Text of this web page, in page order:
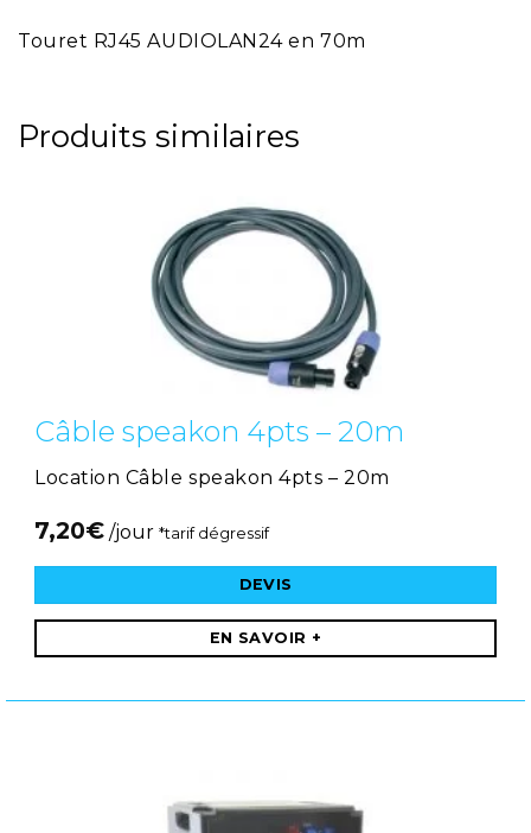
Touret RJ45 AUDIOLAN24 en 70m
Produits similaires
Câble speakon 4pts – 20m
Location Câble speakon 4pts – 20m
7,20€ /jour *tarif dégressif
DEVIS
EN SAVOIR +